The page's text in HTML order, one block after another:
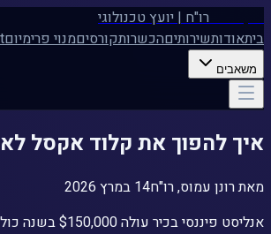
רונן עמוסרו"ח | יועץ טכנולוגי
ביתאודותשירותיםהכשרותקורסיםמנוי פרימיום
משאבים
איך להפוך את קלוד אקסל
מאתרונן עמוס, רו"ח14 במרץ 2026